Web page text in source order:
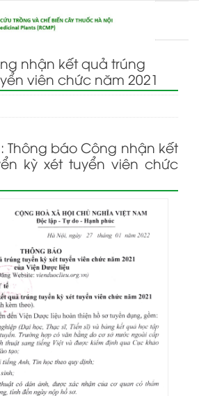
nhận kết quả trúng
viên chức năm 2021
Thông báo Công nhận kết
kỳ xét tuyển viên chức